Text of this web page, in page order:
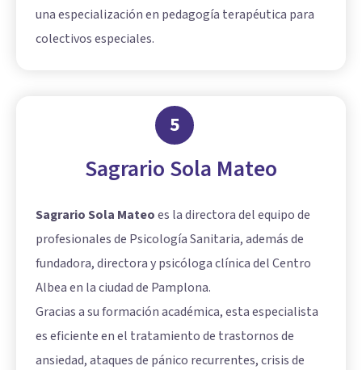
una especialización en pedagogía terapéutica para
colectivos especiales.
5
Sagrario Sola Mateo
Sagrario Sola Mateoes la directora del equipo de
profesionales de Psicología Sanitaria, además de
fundadora, directora y psicóloga clínica del Centro
Albea en la ciudad de Pamplona.
Gracias a su formación académica, esta especialista
es eficiente en el tratamiento de trastornos de
ansiedad, ataques de pánico recurrentes, crisis de